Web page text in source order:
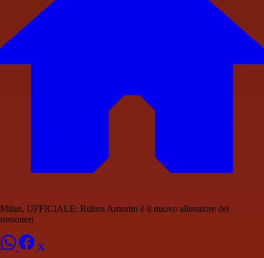
Milan, UFFICIALE: Ruben Amorim è il nuovo allenatore dei
rossoneri